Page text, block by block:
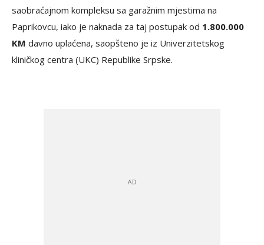
saobraćajnom kompleksu sa garažnim mjestima na
Paprikovcu, iako je naknada za taj postupak od 1.800.000
KM davno uplaćena, saopšteno je iz Univerzitetskog
kliničkog centra (UKC) Republike Srpske.